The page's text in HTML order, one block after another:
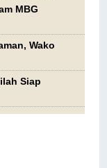
MBG
Wako
Siap